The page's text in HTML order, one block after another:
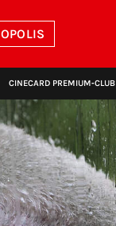
CINECARD PREMIUM‑CLUB